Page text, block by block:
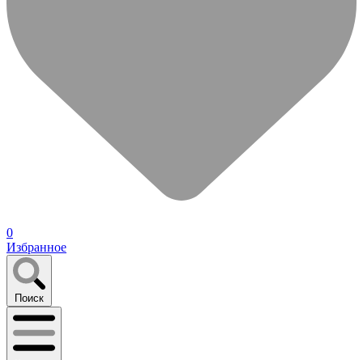
0
Избранное
Поиск